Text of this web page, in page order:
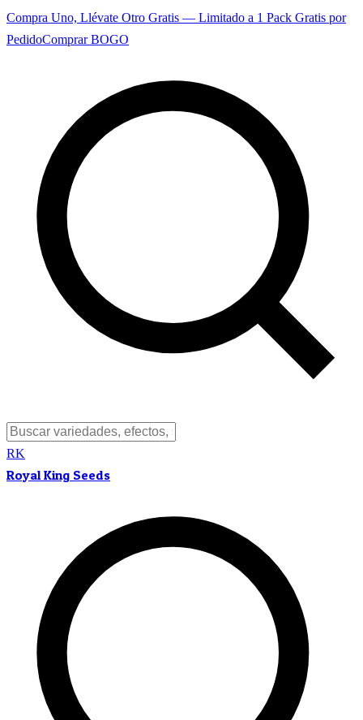
Compra Uno, Llévate Otro Gratis — Limitado a 1 Pack Gratis por
PedidoComprar BOGO
RK
Royal King Seeds